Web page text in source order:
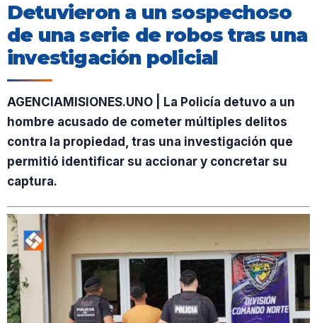
Detuvieron a un sospechoso
de una serie de robos tras una
investigación policial
AGENCIAMISIONES.UNO | La Policía detuvo a un
hombre acusado de cometer múltiples delitos
contra la propiedad, tras una investigación que
permitió identificar su accionar y concretar su
captura.